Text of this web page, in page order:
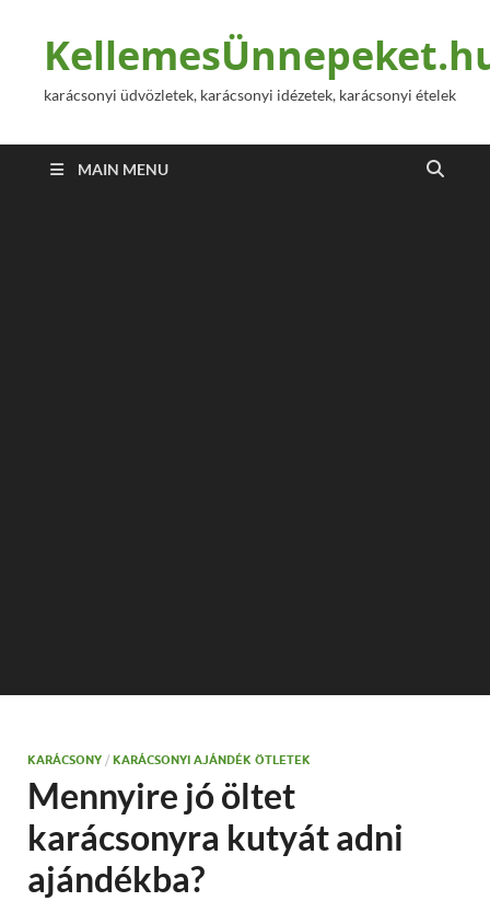
karácsonyi üdvözletek, karácsonyi idézetek, karácsonyi ételek
MAIN MENU
KARÁCSONY / KARÁCSONYI AJÁNDÉK ÖTLETEK
Mennyire jó öltet
karácsonyra kutyát adni
ajándékba?